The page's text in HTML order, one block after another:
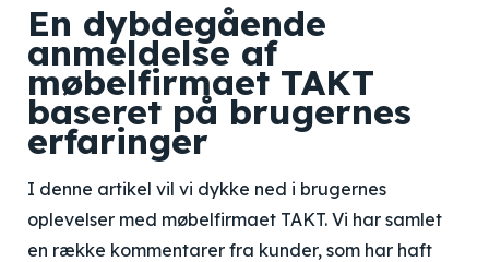
En dybdegående
anmeldelse af
møbelfirmaet TAKT
baseret på brugernes
erfaringer
I denne artikel vil vi dykke ned i brugernes
oplevelser med møbelfirmaet TAKT. Vi har samlet
en række kommentarer fra kunder, som har haft